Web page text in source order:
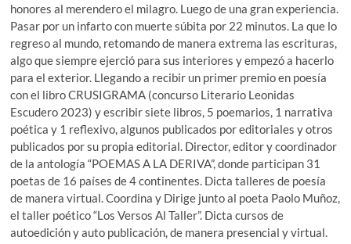
honores al merendero el milagro. Luego de una gran experiencia.
Pasar por un infarto con muerte súbita por 22 minutos. La que lo
regreso al mundo, retomando de manera extrema las escrituras,
algo que siempre ejerció para sus interiores y empezó a hacerlo
para el exterior. Llegando a recibir un primer premio en poesía
con el libro CRUSIGRAMA (concurso Literario Leonidas
Escudero 2023) y escribir siete libros, 5 poemarios, 1 narrativa
poética y 1 reflexivo, algunos publicados por editoriales y otros
publicados por su propia editorial. Director, editor y coordinador
de la antología “POEMAS A LA DERIVA”, donde participan 31
poetas de 16 países de 4 continentes. Dicta talleres de poesía
de manera virtual. Coordina y Dirige junto al poeta Paolo Muñoz,
el taller poético “Los Versos Al Taller”. Dicta cursos de
autoedición y auto publicación, de manera presencial y virtual.